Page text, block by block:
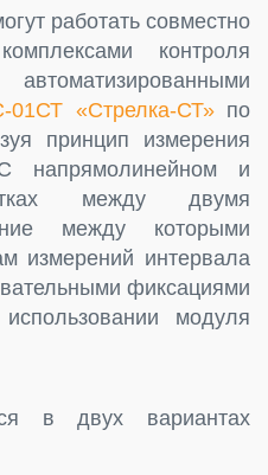
работать совместно
контроля
01СТ «Стрелка-СТ»по
принцип измерения
напрямолинейном и
между двумя
между которыми
измерений интервала
фиксациями
модуля
в двух вариантах